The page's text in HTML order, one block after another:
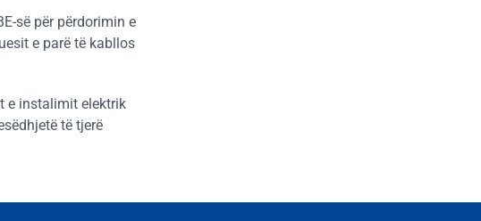
së për përdorimin e
e parë të kabllos
e instalimit elektrik
të tjerë